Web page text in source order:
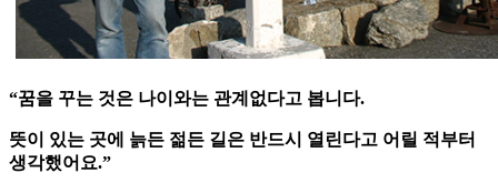
“꿈을 꾸는 것은 나이와는 관계없다고 봅니다.
뜻이 있는 곳에 늙든 젊든 길은 반드시 열린다고 어릴 적부터
생각했어요.”